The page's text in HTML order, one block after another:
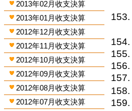
2013年02月收支決算
2013年01月收支決算
2012年12月收支決算
2012年11月收支決算
2012年10月收支決算
2012年09月收支決算
2012年08月收支決算
2012年07月收支決算